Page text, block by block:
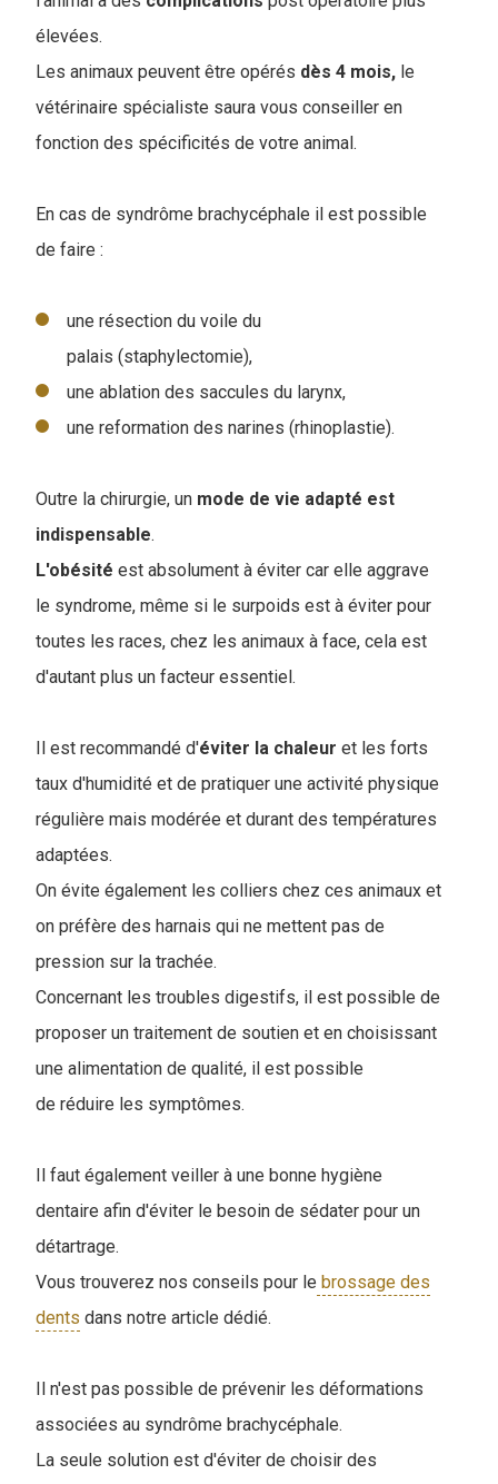
élevées.
Les animaux peuvent être opérés dès 4 mois, le
vétérinaire spécialiste saura vous conseiller en
fonction des spécificités de votre animal.
En cas de syndrôme brachycéphale il est possible
de faire :
une résection du voile du
palais (staphylectomie),
une ablation des saccules du larynx,
une reformation des narines (rhinoplastie).
Outre la chirurgie, un mode de vie adapté est
indispensable.
L'obésité est absolument à éviter car elle aggrave
le syndrome, même si le surpoids est à éviter pour
toutes les races, chez les animaux à face, cela est
d'autant plus un facteur essentiel.
Il est recommandé d'éviter la chaleur et les forts
taux d'humidité et de pratiquer une activité physique
régulière mais modérée et durant des températures
adaptées.
On évite également les colliers chez ces animaux et
on préfère des harnais qui ne mettent pas de
pression sur la trachée.
Concernant les troubles digestifs, il est possible de
proposer un traitement de soutien et en choisissant
une alimentation de qualité, il est possible
de réduire les symptômes.
l faut également veiller à une bonne hygiène
dentaire afin d'éviter le besoin de sédater pour un
détartrage.
Vous trouverez nos conseils pour le brossage des
dents dans notre article dédié.
Il n'est pas possible de prévenir les déformations
associées au syndrôme brachycéphale.
La seule solution est d'éviter de choisir des